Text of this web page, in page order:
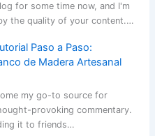
for some time now, and I'm
the quality of your content.…
Paso a Paso:
de Madera Artesanal
my go-to source for
provoking commentary.
it to friends…